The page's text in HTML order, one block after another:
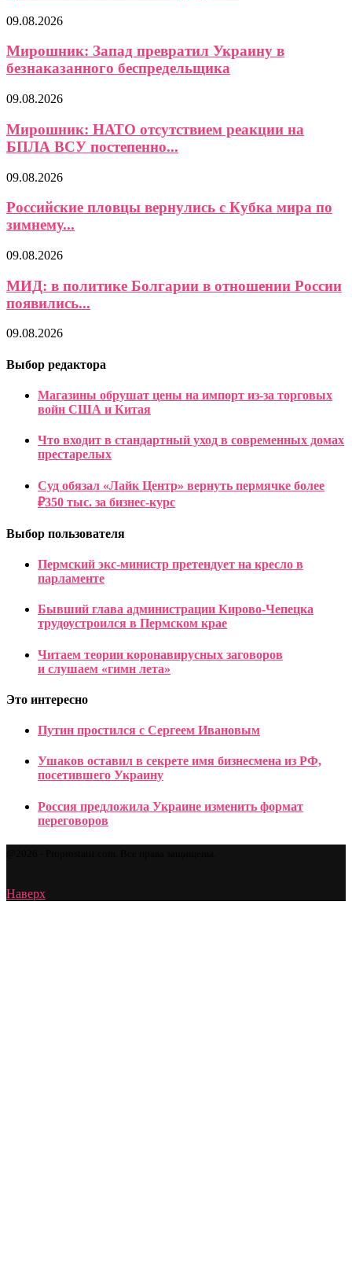
09.08.2026
Мирошник: Запад превратил Украину в
безнаказанного беспредельщика
09.08.2026
Мирошник: НАТО отсутствием реакции на
БПЛА ВСУ постепенно...
09.08.2026
Российские пловцы вернулись с Кубка мира по
зимнему...
09.08.2026
МИД: в политике Болгарии в отношении России
появились...
09.08.2026
Выбор редактора
Магазины обрушат цены на импорт из-за торговых
войн США и Китая
Что входит в стандартный уход в современных домах
престарелых
Суд обязал «Лайк Центр» вернуть пермячке более
₽350 тыс. за бизнес-курс
Выбор пользователя
Пермский экс-министр претендует на кресло в
парламенте
Бывший глава администрации Кирово-Чепецка
трудоустроился в Пермском крае
Читаем теории коронавирусных заговоров
и слушаем «гимн лета»
Это интересно
Путин простился с Сергеем Ивановым
Ушаков оставил в секрете имя бизнесмена из РФ,
посетившего Украину
Россия предложила Украине изменить формат
переговоров
Наверх